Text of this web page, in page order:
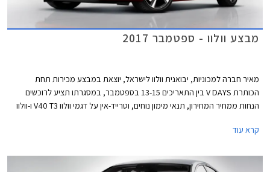
מבצע וולוו - ספטמבר 2017
מאיר חברה למכוניות, יבואנית וולוו לישראל, יוצאת במבצע מכירות תחת
הכותרת V DAYS בין התאריכים 13-15 בספטמבר, במסגרתו תציע לרוכשים
הנחות ממחיר המחירון, תנאי מימון נוחים, וטרייד-אין על דגמי וולוו V40 T3 ו-וולוו
קרא עוד